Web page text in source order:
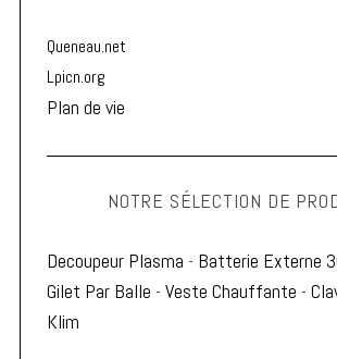
Queneau.net
Lpicn.org
Plan de vie
NOTRE SÉLECTION DE
Decoupeur Plasma - Batterie Externe
Gilet Par Balle - Veste Chauffante -
Klim